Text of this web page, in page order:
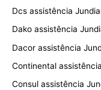
Dcs assistência
Dako assistência
Dacor assistência
Continental
Consul assistência